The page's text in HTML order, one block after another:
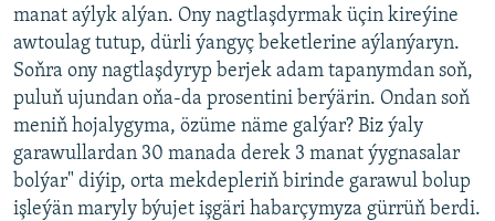
manat aýlyk alýan. Ony nagtlaşdyrmak üçin kireýine
awtoulag tutup, dürli ýangyç beketlerine aýlanýaryn.
Soňra ony nagtlaşdyryp berjek adam tapanymdan soň,
puluň ujundan oňa-da prosentini berýärin. Ondan soň
meniň hojalygyma, özüme näme galýar? Biz ýaly
garawullardan 30 manada derek 3 manat ýygnasalar
bolýar" diýip, orta mekdepleriň birinde garawul bolup
işleýän maryly býujet işgäri habarçymyza gürrüň berdi.